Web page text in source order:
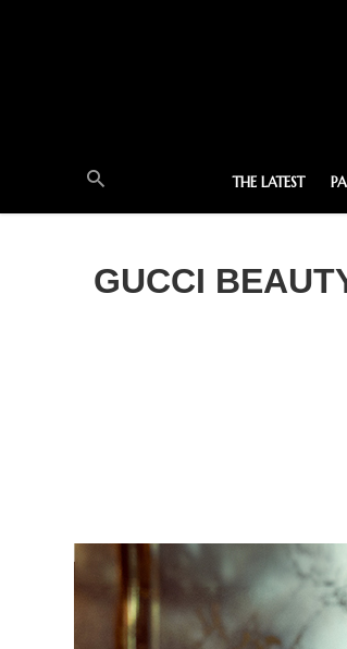
THE LATEST
GUCCI